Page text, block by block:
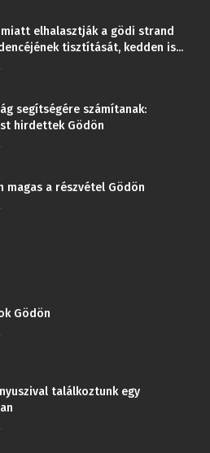
miatt elhalasztják a gödi strand
tisztítását, kedden is...
segítségére számítanak:
hirdettek Gödön
magas a részvétel Gödön
Gödön
találkoztunk egy